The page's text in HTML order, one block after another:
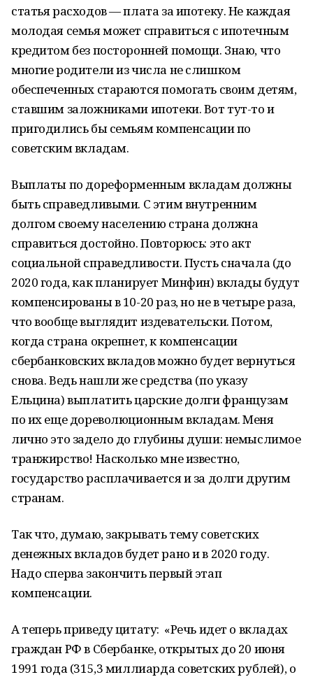
статья расходов — плата за ипотеку. Не каждая
молодая семья может справиться с ипотечным
кредитом без посторонней помощи. Знаю, что
многие родители из числа не слишком
обеспеченных стараются помогать своим детям,
ставшим заложниками ипотеки. Вот тут-то и
пригодились бы семьям компенсации по
советским вкладам.
Выплаты по дореформенным вкладам должны
быть справедливыми. С этим внутренним
долгом своему населению страна должна
справиться достойно. Повторюсь: это акт
социальной справедливости. Пусть сначала (до
2020 года, как планирует Минфин) вклады будут
компенсированы в 10-20 раз, но не в четыре раза,
что вообще выглядит издевательски. Потом,
когда страна окрепнет, к компенсации
сбербанковских вкладов можно будет вернуться
снова. Ведь нашли же средства (по указу
Ельцина) выплатить царские долги французам
по их еще дореволюционным вкладам. Меня
лично это задело до глубины души: немыслимое
транжирство! Насколько мне известно,
государство расплачивается и за долги другим
странам.
Так что, думаю, закрывать тему советских
денежных вкладов будет рано и в 2020 году.
Надо сперва закончить первый этап
компенсации.
А теперь приведу цитату: «Речь идет о вкладах
граждан РФ в Сбербанке, открытых до 20 июня
1991 года (315,3 миллиарда советских рублей), о